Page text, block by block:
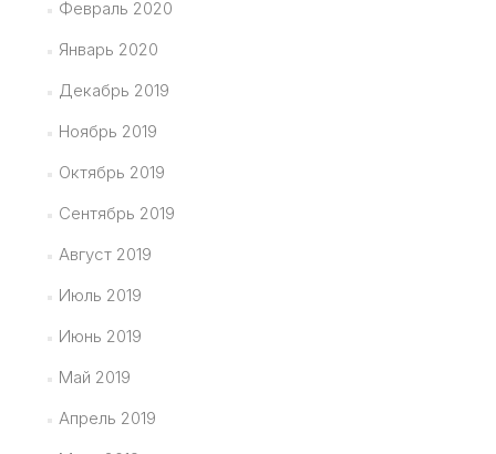
Февраль 2020
Январь 2020
Декабрь 2019
Ноябрь 2019
Октябрь 2019
Сентябрь 2019
Август 2019
Июль 2019
Июнь 2019
Май 2019
Апрель 2019